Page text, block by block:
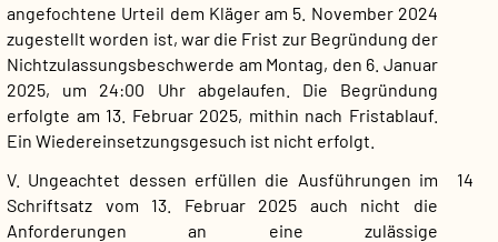
angefochtene Urteil dem Kläger am 5. November 2024
zugestellt worden ist, war die Frist zur Begründung der
Nichtzulassungsbeschwerde am Montag, den 6. Januar
2025, um 24:00 Uhr abgelaufen. Die Begründung
erfolgte am 13. Februar 2025, mithin nach Fristablauf.
Ein Wiedereinsetzungsgesuch ist nicht erfolgt.
14
V. Ungeachtet dessen erfüllen die Ausführungen im
Schriftsatz vom 13. Februar 2025 auch nicht die
Anforderungen an eine zulässige